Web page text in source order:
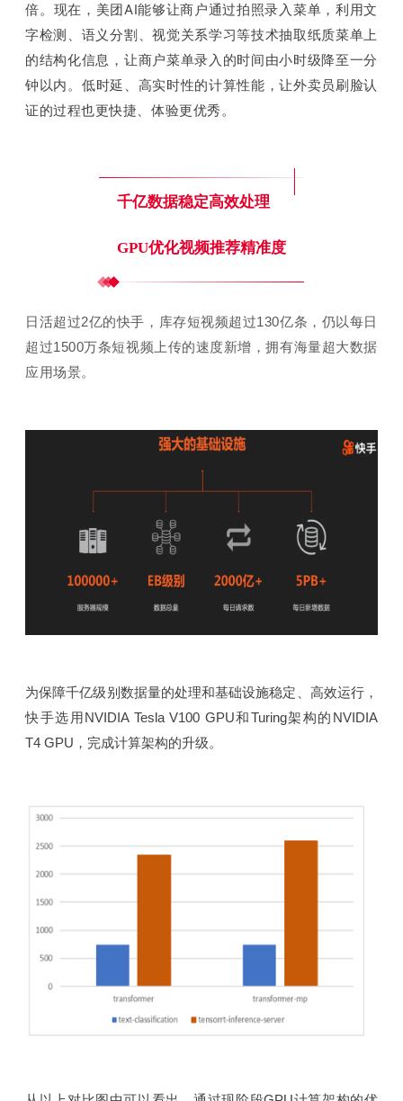
倍。 现在，美团AI能够让商户通过拍照录入菜单，利用文
字检测、语义分割、视觉关系学习等技术抽取纸质菜单上
的结构化信息，让商户菜单录入的时间由小时级降至一分
钟以内。 低时延、高实时性的计算性能，让外卖员刷脸认
证的过程也更快捷、体验更优秀。
千亿数据稳定高效处理
GPU优化视频推荐精准度
日活超过2亿的快手，库存短视频超过130亿条，仍以每日
超过1500万条短视频上传的速度新增，拥有海量超大数据
应用场景。
为保障千亿级别数据量的处理和基础设施稳定、高效运行，
快手选用NVIDIA Tesla V100 GPU和Turing架构的NVIDIA
T4 GPU，完成计算架构的升级。